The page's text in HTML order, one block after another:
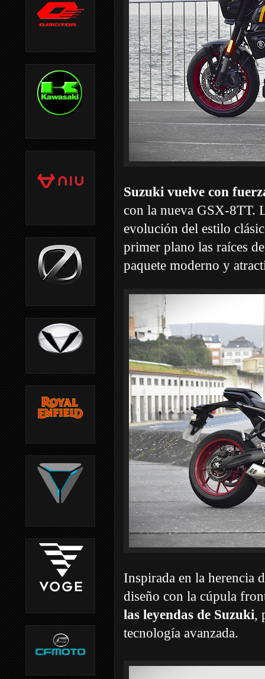
Suzuki vuelve con
con la nueva GSX-8TT.
evolución del estilo
primer plano las raíces
paquete moderno y
Inspirada en la herencia
diseño con la cúpula
las leyendas de Suzuki,
tecnología avanzada.